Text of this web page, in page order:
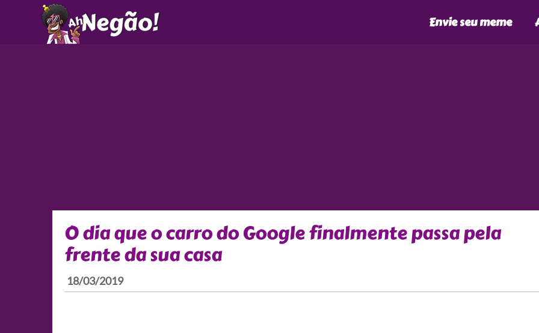
Envie seu meme
O dia que o carro do Google finalmente passa pela
frente da sua casa
18/03/2019